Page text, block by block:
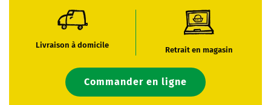
Livraison à domicile
Retrait en magasin
Commander en ligne